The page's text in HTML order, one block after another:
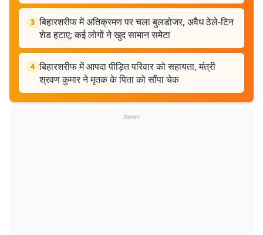
3 बिहारशरीफ में अतिक्रमण पर चला बुलडोजर, अवैध ठेले-टिन
शेड हटाए; कई लोगों ने खुद सामान समेटा
4 बिहारशरीफ में आपदा पीड़ित परिवार को सहायता, मंत्री
श्रवण कुमार ने मृतक के पिता को सौंपा चेक
विज्ञापन